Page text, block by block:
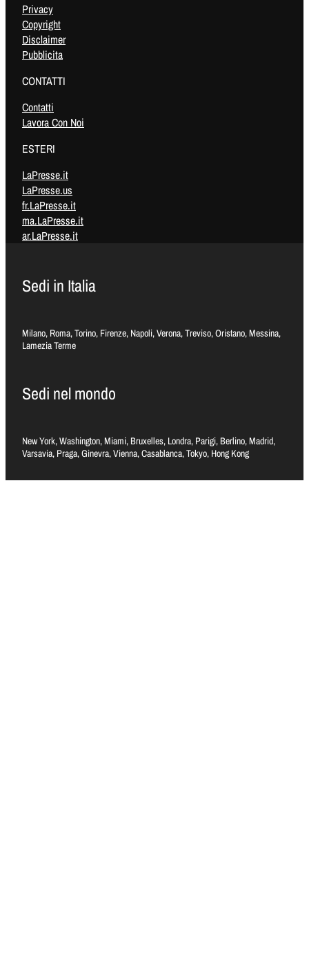
Privacy
Copyright
Disclaimer
Pubblicita
CONTATTI
Contatti
Lavora Con Noi
ESTERI
LaPresse.it
LaPresse.us
fr.LaPresse.it
ma.LaPresse.it
ar.LaPresse.it
Sedi in Italia
Milano, Roma, Torino, Firenze, Napoli, Verona, Treviso, Oristano, Messina,
Lamezia Terme
Sedi nel mondo
New York, Washington, Miami, Bruxelles, Londra, Parigi, Berlino, Madrid,
Varsavia, Praga, Ginevra, Vienna, Casablanca, Tokyo, Hong Kong